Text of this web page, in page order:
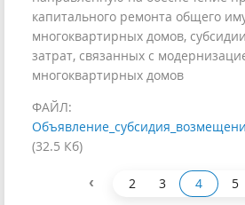
капитального ремонта общего
многоквартирных домов,
затрат, связанных с
многоквартирных домов
ФАЙЛ:
(32.5 Кб)
‹ 2 3 4 5